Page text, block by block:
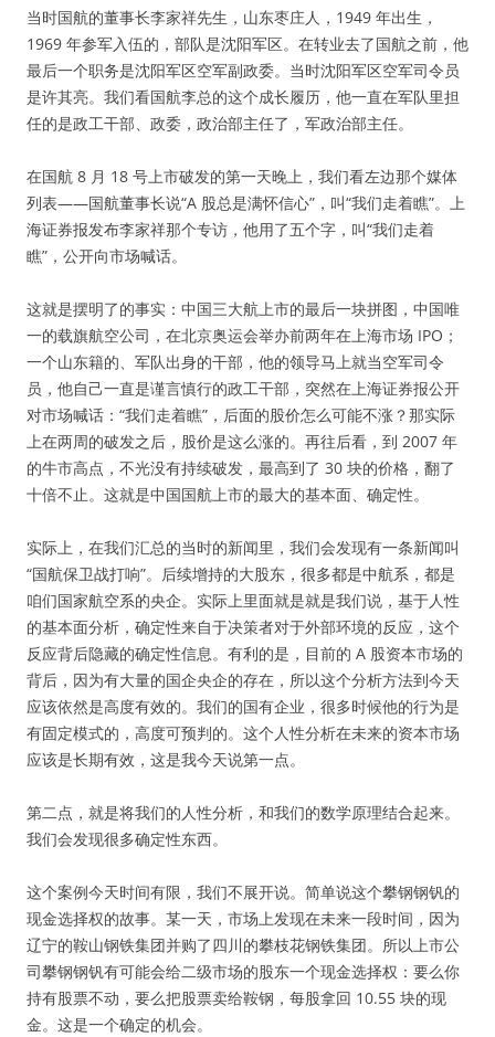
当时国航的董事长李家祥先生，山东枣庄人，1949 年出生，
1969 年参军入伍的，部队是沈阳军区。在转业去了国航之前，他
最后一个职务是沈阳军区空军副政委。当时沈阳军区空军司令员
是许其亮。我们看国航李总的这个成长履历，他一直在军队里担
任的是政工干部、政委，政治部主任了，军政治部主任。
在国航 8 月 18 号上市破发的第一天晚上，我们看左边那个媒体
列表——国航董事长说“A 股总是满怀信心”，叫“我们走着瞧”。上
海证券报发布李家祥那个专访，他用了五个字，叫“我们走着
瞧”，公开向市场喊话。
这就是摆明了的事实：中国三大航上市的最后一块拼图，中国唯
一的载旗航空公司，在北京奥运会举办前两年在上海市场 IPO；
一个山东籍的、军队出身的干部，他的领导马上就当空军司令
员，他自己一直是谨言慎行的政工干部，突然在上海证券报公开
对市场喊话：“我们走着瞧”，后面的股价怎么可能不涨？那实际
上在两周的破发之后，股价是这么涨的。再往后看，到 2007 年
的牛市高点，不光没有持续破发，最高到了 30 块的价格，翻了
十倍不止。这就是中国国航上市的最大的基本面、确定性。
实际上，在我们汇总的当时的新闻里，我们会发现有一条新闻叫
“国航保卫战打响”。后续增持的大股东，很多都是中航系，都是
咱们国家航空系的央企。实际上里面就是就是我们说，基于人性
的基本面分析，确定性来自于决策者对于外部环境的反应，这个
反应背后隐藏的确定性信息。有利的是，目前的 A 股资本市场的
背后，因为有大量的国企央企的存在，所以这个分析方法到今天
应该依然是高度有效的。我们的国有企业，很多时候他的行为是
有固定模式的，高度可预判的。这个人性分析在未来的资本市场
应该是长期有效，这是我今天说第一点。
第二点，就是将我们的人性分析，和我们的数学原理结合起来。
我们会发现很多确定性东西。
这个案例今天时间有限，我们不展开说。简单说这个攀钢钢钒的
现金选择权的故事。某一天，市场上发现在未来一段时间，因为
辽宁的鞍山钢铁集团并购了四川的攀枝花钢铁集团。所以上市公
司攀钢钢钒有可能会给二级市场的股东一个现金选择权：要么你
持有股票不动，要么把股票卖给鞍钢，每股拿回 10.55 块的现
金。这是一个确定的机会。